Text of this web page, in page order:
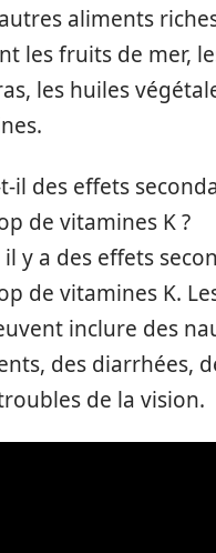
aliments
les fruits de mer,
les huiles
il des effets
de vitamines K ?
il y a des effets
de vitamines K.
inclure des
des diarrhées,
de la vision.